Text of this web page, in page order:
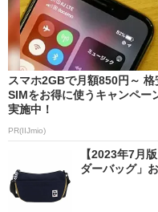
スマホ2GBで月額850円～ 格
SIMをお得に使うキャンペー
実施中！
PR(IIJmio)
【2023年7月
ダーバッグ」